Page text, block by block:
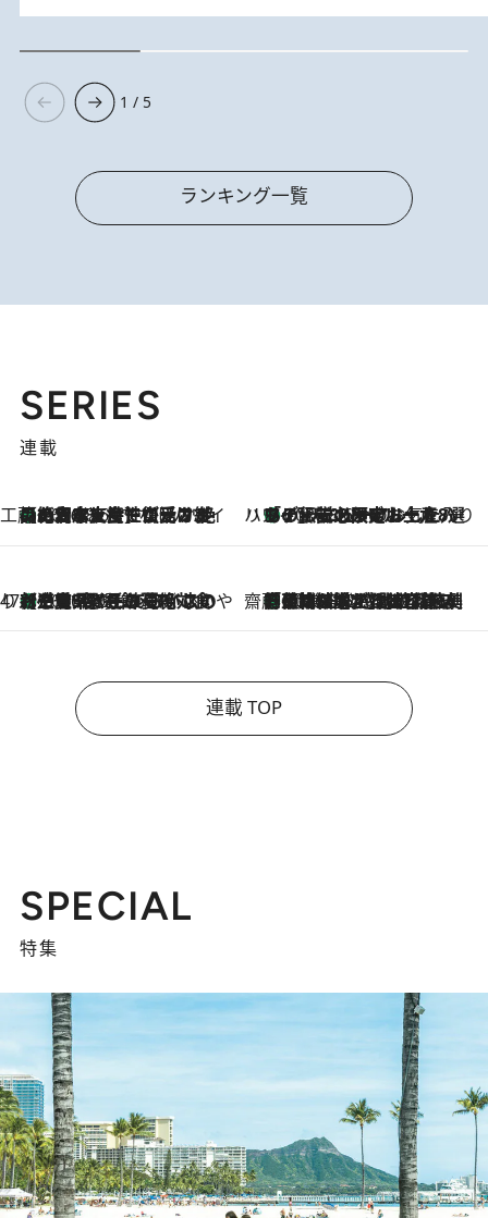
1 / 5
ランキング一覧
SERIES
連載
工藤まやのおもてなしハワイ
2026.8.6
【ハワイ土産】ローカルの絶大な支持で復活！ 絶品の幻クッキー《元ファンの日本人女性が受け継いだ名店》 ハワイ賢者 リサのお気に入りリスト2026.8.6
あの伝説の限定トートも！ リニューアルした「ディーン＆デルーカ ハワイ」で必須のお土産8選
47都道府県の手みやげ ひんやりスイーツで夏を満喫
2026.8.6
【三重県】この夏絶対食べたい 冷やしておいしいおやつ3選 お餅×アイスの新感覚スイーツ 齋藤 薫 美容脳ルネサンス
2026.8.6
「荷物が増えるほど旅ストレスは増す」美容ジャーナリストがたどり着いた最終結論。“化粧品を劇的に減らす”感動の凝縮美容とは
連載 TOP
SPECIAL
特集